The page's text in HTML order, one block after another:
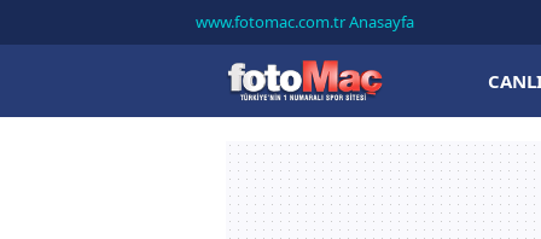
www.fotomac.com.tr Anasayfa